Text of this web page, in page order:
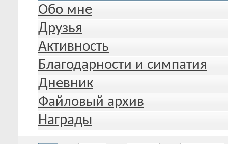
Обо мне
Друзья
Активность
Благодарности и симпатия
Дневник
Файловый архив
Награды